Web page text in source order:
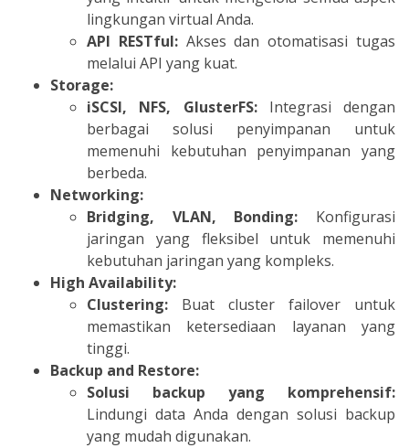
lingkungan virtual Anda.
API RESTful:Akses dan otomatisasi tugas
melalui API yang kuat.
Storage:
iSCSI, NFS, GlusterFS:Integrasi dengan
berbagai solusi penyimpanan untuk
memenuhi kebutuhan penyimpanan yang
berbeda.
Networking:
Bridging, VLAN, Bonding: Konfigurasi
jaringan yang fleksibel untuk memenuhi
kebutuhan jaringan yang kompleks.
High Availability:
Clustering: Buat cluster failover untuk
memastikan ketersediaan layanan yang
tinggi.
Backup and Restore:
Solusi backup yang komprehensif:
Lindungi data Anda dengan solusi backup
yang mudah digunakan.